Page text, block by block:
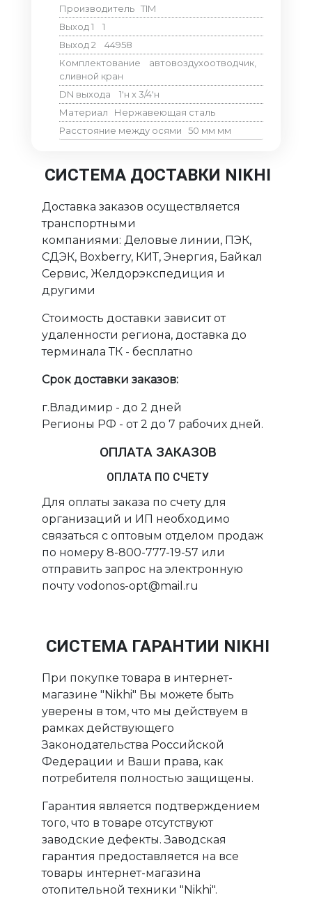
Производитель TIM
Выход 1
1
Выход 2
44958
Комплектование
автовоздухоотводчик,
сливной кран
DN выхода
1'н x 3/4'н
Материал
Нержавеющая сталь
Расстояние между осями
50 мм мм
СИСТЕМА ДОСТАВКИ NIKHI
Доставка заказов осуществляется
транспортными
компаниями: Деловые линии, ПЭК,
СДЭК, Boxberry, КИТ, Энергия, Байкал
Сервис, Желдорэкспедиция и
другими
Стоимость доставки зависит от
удаленности региона, доставка до
терминала ТК - бесплатно
Срок доставки заказов:
г.Владимир - до 2 дней
Регионы РФ - от 2 до 7 рабочих дней.
ОПЛАТА ЗАКАЗОВ
ОПЛАТА ПО СЧЕТУ
Для оплаты заказа по счету для
организаций и ИП необходимо
связаться с оптовым отделом продаж
по номеру 8-800-777-19-57 или
отправить запрос на электронную
почту vodonos-opt@mail.ru
СИСТЕМА ГАРАНТИИ NIKHI
При покупке товара в интернет-
магазине "Nikhi" Вы можете быть
уверены в том, что мы действуем в
рамках действующего
Законодательства Российской
Федерации и Ваши права, как
потребителя полностью защищены.
Гарантия является подтверждением
того, что в товаре отсутствуют
заводские дефекты. Заводская
гарантия предоставляется на все
товары интернет-магазина
отопительной техники "Nikhi".